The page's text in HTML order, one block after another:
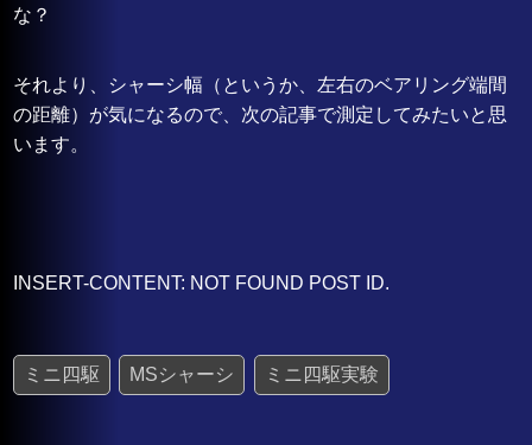
な？
それより、シャーシ幅（というか、左右のベアリング端間
の距離）が気になるので、次の記事で測定してみたいと思
います。
INSERT-CONTENT: NOT FOUND POST ID.
ミニ四駆 MSシャーシ ミニ四駆実験